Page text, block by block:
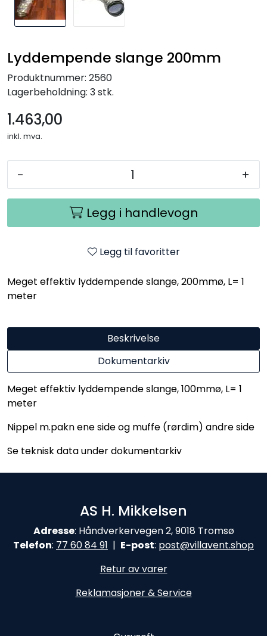
Lyddempende slange 200mm
Produktnummer: 2560
Lagerbeholdning: 3 stk.
1.463,00
inkl. mva.
- +
Legg i handlevogn
Legg til favoritter
Meget effektiv lyddempende slange, 200mmø, L= 1
meter
Beskrivelse
Dokumentarkiv
Meget effektiv lyddempende slange, 100mmø, L= 1
meter
Nippel m.pakn ene side og muffe (rørdim) andre side
Se teknisk data under dokumentarkiv
AS H. Mikkelsen
Adresse: Håndverkervegen 2, 9018 Tromsø
Telefon: 77 60 84 91 | E-post: post@villavent.shop
Retur av varer
Reklamasjoner & Service